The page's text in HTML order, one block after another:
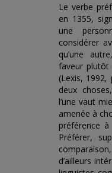
Le verbe
en 1355,
une
considérer
qu’une
faveur plutôt
(Lexis, 1992,
deux
l’une vaut
amenée à
préférence à
Préférer,
d’ailleurs